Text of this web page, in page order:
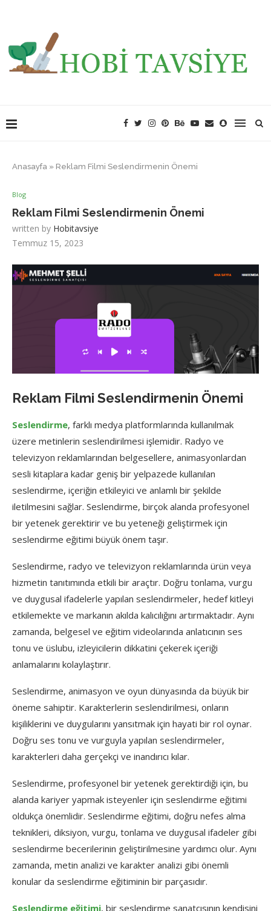
Anasayfa » Reklam Filmi Seslendirmenin Önemi
Blog
Reklam Filmi Seslendirmenin Önemi
written by Hobitavsiye
Temmuz 15, 2023
Reklam Filmi Seslendirmenin Önemi
Seslendirme, farklı medya platformlarında kullanılmak
üzere metinlerin seslendirilmesi işlemidir. Radyo ve
televizyon reklamlarından belgesellere, animasyonlardan
sesli kitaplara kadar geniş bir yelpazede kullanılan
seslendirme, içeriğin etkileyici ve anlamlı bir şekilde
iletilmesini sağlar. Seslendirme, birçok alanda profesyonel
bir yetenek gerektirir ve bu yeteneği geliştirmek için
seslendirme eğitimi büyük önem taşır.
Seslendirme, radyo ve televizyon reklamlarında ürün veya
hizmetin tanıtımında etkili bir araçtır. Doğru tonlama, vurgu
ve duygusal ifadelerle yapılan seslendirmeler, hedef kitleyi
etkilemekte ve markanın akılda kalıcılığını artırmaktadır. Aynı
zamanda, belgesel ve eğitim videolarında anlatıcının ses
tonu ve üslubu, izleyicilerin dikkatini çekerek içeriği
anlamalarını kolaylaştırır.
Seslendirme, animasyon ve oyun dünyasında da büyük bir
öneme sahiptir. Karakterlerin seslendirilmesi, onların
kişiliklerini ve duygularını yansıtmak için hayati bir rol oynar.
Doğru ses tonu ve vurguyla yapılan seslendirmeler,
karakterleri daha gerçekçi ve inandırıcı kılar.
Seslendirme, profesyonel bir yetenek gerektirdiği için, bu
alanda kariyer yapmak isteyenler için seslendirme eğitimi
oldukça önemlidir. Seslendirme eğitimi, doğru nefes alma
teknikleri, diksiyon, vurgu, tonlama ve duygusal ifadeler gibi
seslendirme becerilerinin geliştirilmesine yardımcı olur. Aynı
zamanda, metin analizi ve karakter analizi gibi önemli
konular da seslendirme eğitiminin bir parçasıdır.
Seslendirme eğitimi, bir seslendirme sanatçısının kendisini